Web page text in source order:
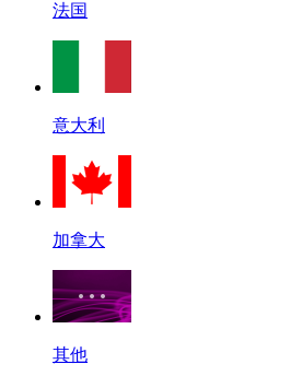
法国
意大利
加拿大
其他